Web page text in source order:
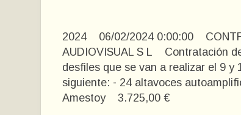
2024 06/02/2024 0:00:00
AUDIOVISUAL S L Contratación
desfiles que se van a realizar el 9 y
siguiente: - 24 altavoces
Amestoy 3.725,00 €